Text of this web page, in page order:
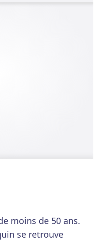
moins de 50 ans.
se retrouve